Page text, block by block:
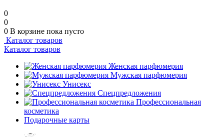
0
0
0 В корзине пока пусто
Каталог товаров
Каталог товаров
Женская парфюмерия
Мужская парфюмерия
Унисекс
Спецпредложения
Профессиональная
косметика
Подарочные карты